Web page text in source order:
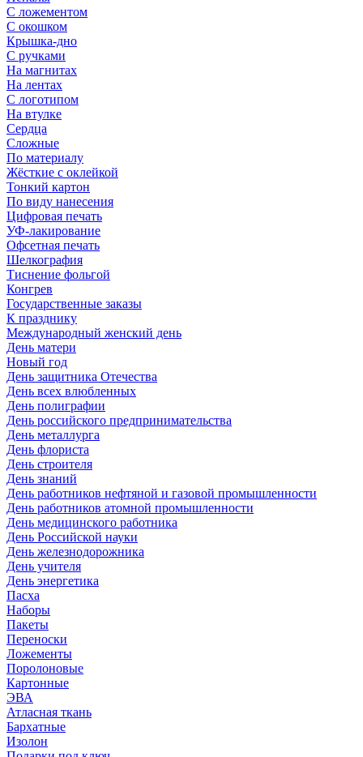
С ложементом
С окошком
Крышка-дно
С ручками
На магнитах
На лентах
С логотипом
На втулке
Сердца
Сложные
По материалу
Жёсткие с оклейкой
Тонкий картон
По виду нанесения
Цифровая печать
УФ-лакирование
Офсетная печать
Шелкография
Тиснение фольгой
Конгрев
Государственные заказы
К празднику
Международный женский день
День матери
Новый год
День защитника Отечества
День всех влюбленных
День полиграфии
День российского предпринимательства
День металлурга
День флориста
День строителя
День знаний
День работников нефтяной и газовой промышленности
День работников атомной промышленности
День медицинского работника
День Российской науки
День железнодорожника
День учителя
День энергетика
Пасха
Наборы
Пакеты
Переноски
Ложементы
Поролоновые
Картонные
ЭВА
Атласная ткань
Бархатные
Изолон